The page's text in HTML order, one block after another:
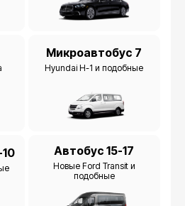
Микроавтобус 7
Hyundai H-1 и подобные
Автобус 15-17
Новые Ford Transit и
подобные